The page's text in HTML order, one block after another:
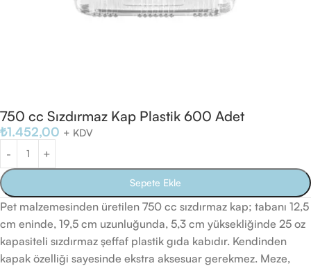
750 cc Sızdırmaz Kap Plastik 600 Adet
₺1.452,00 + KDV
Sepete Ekle
Pet malzemesinden üretilen 750 cc sızdırmaz kap; tabanı 12,5
cm eninde, 19,5 cm uzunluğunda, 5,3 cm yüksekliğinde 25 oz
kapasiteli sızdırmaz şeffaf plastik gıda kabıdır. Kendinden
kapak özelliği sayesinde ekstra aksesuar gerekmez. Meze,